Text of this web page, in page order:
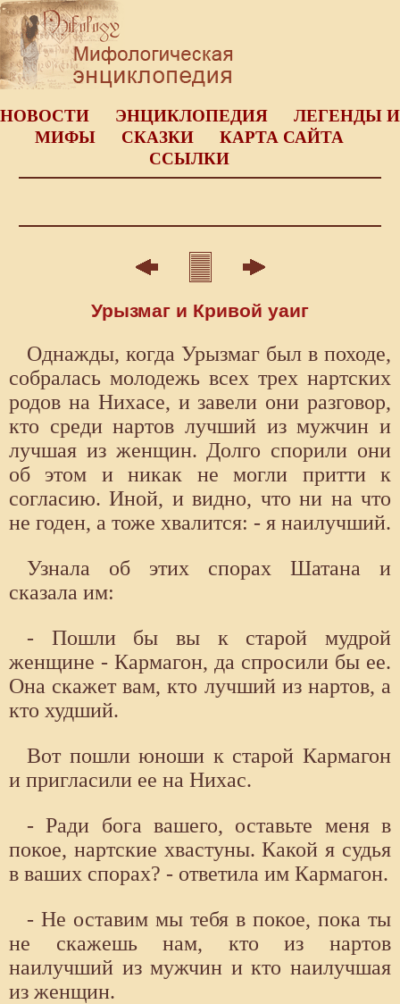
НОВОСТИ ЭНЦИКЛОПЕДИЯ
ЛЕГЕНДЫ И
МИФЫ
СКАЗКИ
КАРТА САЙТА
ССЫЛКИ
Урызмаг и Кривой уаиг
Однажды, когда Урызмаг был в походе,
собралась молодежь всех трех нартских
родов на Нихасе, и завели они разговор,
кто среди нартов лучший из мужчин и
лучшая из женщин. Долго спорили они
об этом и никак не могли притти к
согласию. Иной, и видно, что ни на что
не годен, а тоже хвалится: - я наилучший.
Узнала об этих спорах Шатана и
сказала им:
- Пошли бы вы к старой мудрой
женщине - Кармагон, да спросили бы ее.
Она скажет вам, кто лучший из нартов, а
кто худший.
Вот пошли юноши к старой Кармагон
и пригласили ее на Нихас.
- Ради бога вашего, оставьте меня в
покое, нартские хвастуны. Какой я судья
в ваших спорах? - ответила им Кармагон.
- Не оставим мы тебя в покое, пока ты
не скажешь нам, кто из нартов
наилучший из мужчин и кто наилучшая
из женщин.